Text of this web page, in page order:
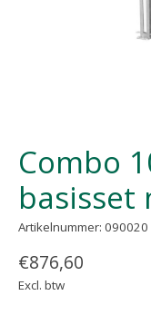
Combo 100 x 160 cm
basisset
Artikelnummer: 090020
€876,60
Excl. btw